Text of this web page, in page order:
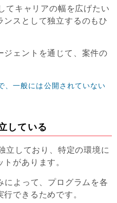
てキャリアの幅を広げたい
ンスとして独立するのもひ
ジェントを通じて、案件の
、一般には公開されていない
している
立しており、特定の環境に
があります。
によって、プログラムを各
できるためです。